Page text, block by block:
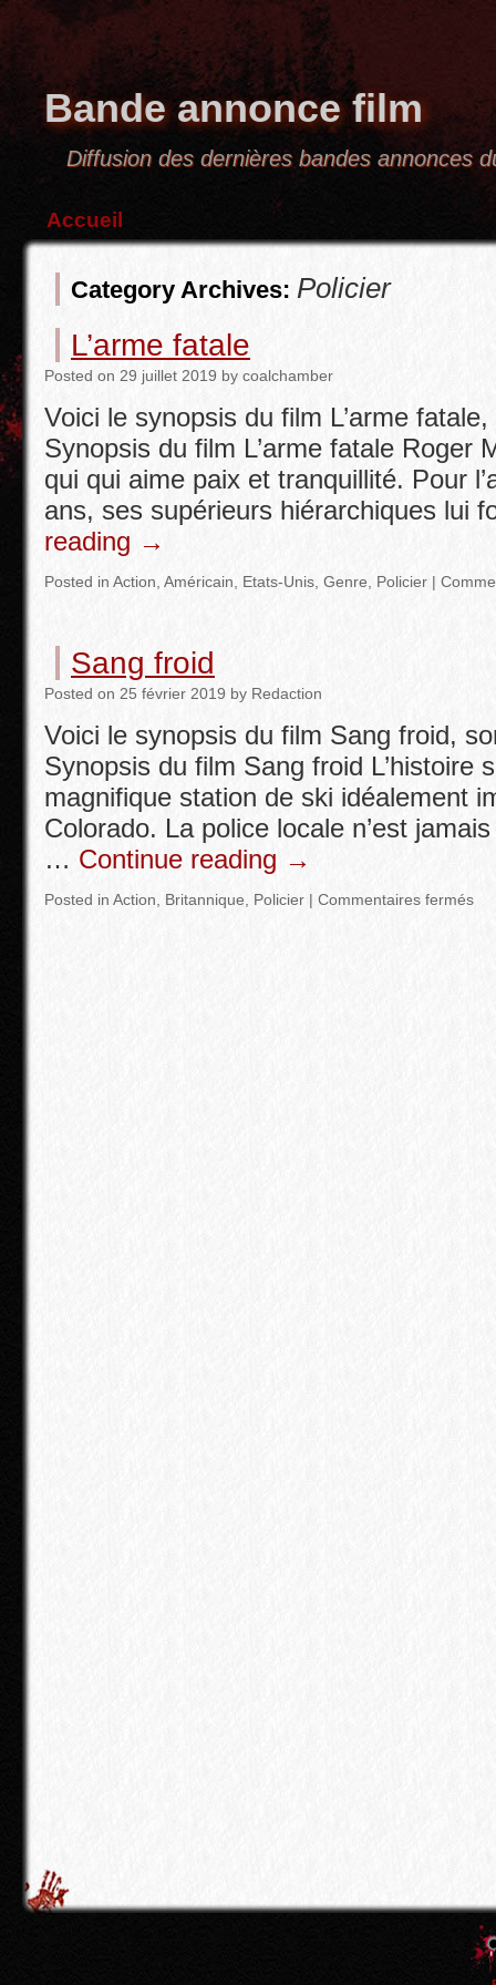
Bande annonce film
Diffusion des dernières bandes annonces
Accueil
Category Archives: Policier
L’arme fatale
Posted on 29 juillet 2019 by coalchamber
Voici le synopsis du film L’arme
Synopsis du film L’arme fatale Roger
qui qui aime paix et tranquillité. Pour
ans, ses supérieurs hiérarchiques lui
reading →
Posted in Action Américain Etats-Unis Genre Policier |
Sang froid
Posted on 25 février 2019 by Redaction
Voici le synopsis du film Sang froid,
Synopsis du film Sang froid L’histoire
magnifique station de ski idéalement
Colorado. La police locale n’est
… Continue reading →
Posted in Action Britannique Policier | Commentaires fermés